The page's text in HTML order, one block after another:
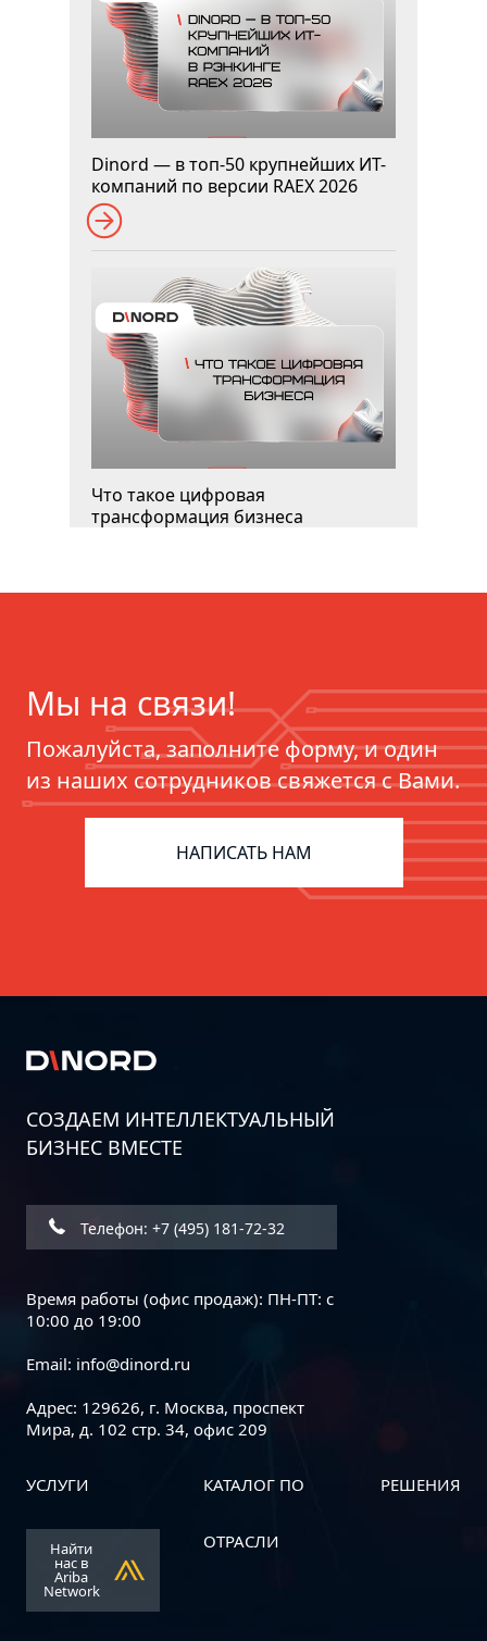
Dinord — в топ-50 крупнейших ИТ-
компаний по версии RAEX 2026
Что такое цифровая
трансформация бизнеса
ERP для фармацевтики:
цифровизация цепочек поставок
Дорожная карта информационной
руководство
начале стратегического
партнерства
Мы на связи!
Пожалуйста, заполните форму, и один
из наших сотрудников свяжется с Вами.
НАПИСАТЬ НАМ
СОЗДАЕМ ИНТЕЛЛЕКТУАЛЬНЫЙ
БИЗНЕС ВМЕСТЕ
Телефон: +7 (495) 181-72-32
Время работы (офис продаж): ПН-ПТ: с
10:00 до 19:00
Email: info@dinord.ru
Адрес: 129626, г. Москва, проспект
Мира, д. 102 стр. 34, офис 209
УСЛУГИ КАТАЛОГ ПО РЕШЕНИЯ
ОТРАСЛИ
Найти
нас в
Ariba
Network